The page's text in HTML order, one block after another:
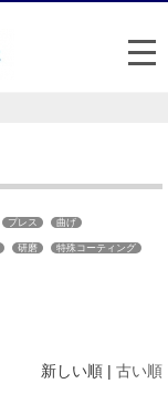
メ
プレス 曲げ
研磨 特殊コーティング
新しい順 | 古い順